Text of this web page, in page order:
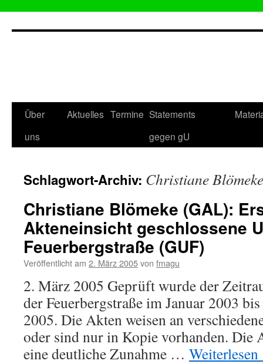
Inhalt
Über
uns
Aktuelles Termine Statements
gegen gU
Schlagwort-Archiv: Christiane Blömeke
Christiane Blömeke (GAL):
Akteneinsicht geschlossene
Feuerbergstraße (GUF)
Veröffentlicht am 2. März 2005von fmagu
2. März 2005 Geprüft wurde der
der Feuerbergstraße im Januar 2003
2005. Die Akten weisen an
oder sind nur in Kopie vorhanden. Die
eine deutliche Zunahme … Weiterlesen